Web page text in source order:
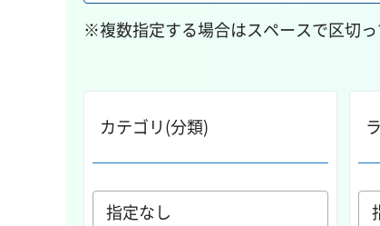
※複数指定する場合はスペースで区切
カテゴリ(分類)